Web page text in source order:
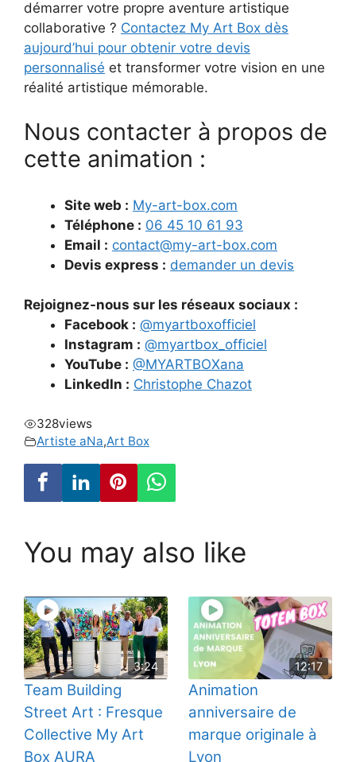
démarrer votre propre aventure artistique
collaborative ? Contactez My Art Box dès
aujourd’hui pour obtenir votre devis
personnalisé et transformer votre vision en une
réalité artistique mémorable.
Nous contacter à propos de
cette animation :
Site web : My-art-box.com
Téléphone : 06 45 10 61 93
Email : contact@my-art-box.com
Devis express : demander un devis
Rejoignez-nous sur les réseaux sociaux :
Facebook : @myartboxofficiel
Instagram : @myartbox_officiel
YouTube : @MYARTBOXana
LinkedIn : Christophe Chazot
328views
Artiste aNa,Art Box
You may also like
3:24
Team Building
Street Art : Fresque
Collective My Art
Box AURA
12:17
Animation
anniversaire de
marque originale à
Lyon